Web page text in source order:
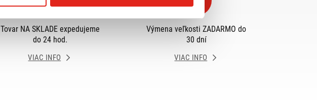
Tovar NA SKLADE expedujeme
do 24 hod.
VIAC INFO
Výmena veľkosti ZADARMO do
30 dní
VIAC INFO